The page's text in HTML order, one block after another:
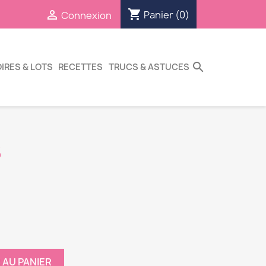
 Connexion shopping_cart Panier (0)
& LOTS RECETTES TRUCS & ASTUCES search
PANIER